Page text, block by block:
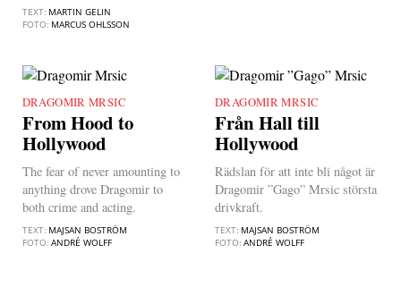
TEXT: MARTIN GELIN
FOTO: MARCUS OHLSSON
DRAGOMIR MRSIC
From Hood to
Hollywood
The fear of never amounting to
anything drove Dragomir to
both crime and acting.
TEXT: MAJSAN BOSTRÖM
FOTO:ANDRÉ WOLFF
DRAGOMIR MRSIC
Från Hall till
Hollywood
Rädslan för att inte bli något är
Dragomir ”Gago” Mrsic största
drivkraft.
TEXT: MAJSAN BOSTRÖM
FOTO:ANDRÉ WOLFF